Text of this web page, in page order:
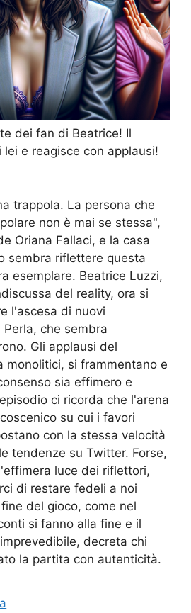
dei fan di Beatrice! Il
e reagisce con applausi!
trappola. La persona che
non è mai se stessa",
Oriana Fallaci, e la casa
sembra riflettere questa
esemplare. Beatrice Luzzi,
del reality, ora si
l'ascesa di nuovi
che sembra
Gli applausi del
monolitici, si frammentano e
sia effimero e
ci ricorda che l'arena
su cui i favori
con la stessa velocità
tendenze su Twitter. Forse,
luce dei riflettori,
di restare fedeli a noi
del gioco, come nel
si fanno alla fine e il
decreta chi
la partita con autenticità.